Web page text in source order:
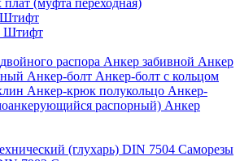
(муфта переходная)
Штифт
распора Анкер забивной Анкер
Анкер-болт Анкер-болт с кольцом
Анкер-крюк полукольцо Анкер-
распорный) Анкер
(глухарь) DIN 7504 Саморезы